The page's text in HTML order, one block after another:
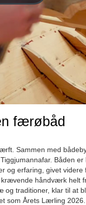
færøbåd
Sammen med
Båden
erfaring, givet videre
håndværk helt
traditioner, klar til at
Årets Lærling